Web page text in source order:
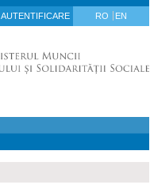
AUTENTIFICARE RO EN